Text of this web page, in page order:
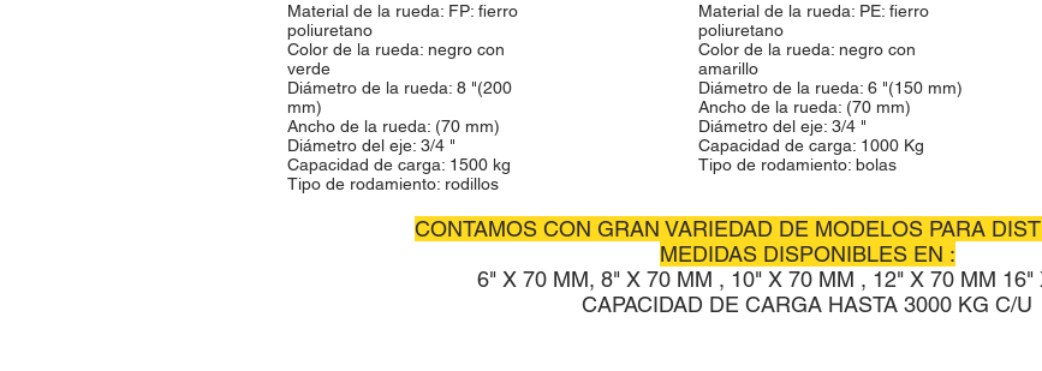
Material de la rueda: FP: fierro
poliuretano
Color de la rueda: negro con
verde
Diámetro de la rueda: 8 "(200
mm)
Ancho de la rueda: (70 mm)
Diámetro del eje: 3/4 "
Capacidad de carga: 1500 kg
Tipo de rodamiento: rodillos
Material de la rueda: PE: fierro
poliuretano
Color de la rueda: negro con
amarillo
Diámetro de la rueda: 6 "(150 mm)
Ancho de la rueda: (70 mm)
Diámetro del eje: 3/4 "
Capacidad de carga: 1000 Kg
Tipo de rodamiento: bolas
CONTAMOS CON GRAN VARIEDAD DE MODELOS PARA
MEDIDAS DISPONIBLES EN :
6" X 70 MM, 8" X 70 MM , 10" X 70 MM , 12" X 70 MM 16"
CAPACIDAD DE CARGA HASTA 3000 KG C/U